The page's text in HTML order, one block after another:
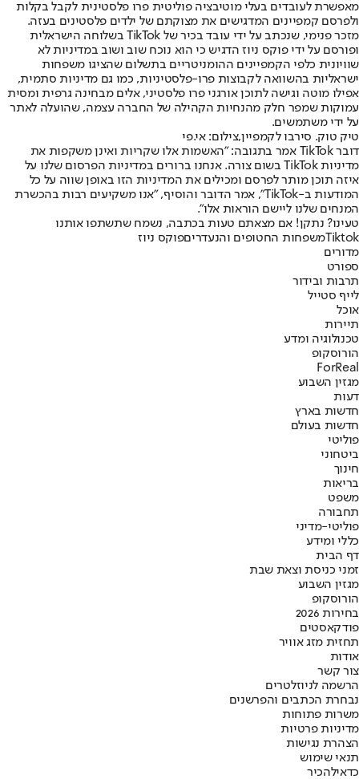
מאפשרת לעובדים בעלי מוטיבציה פוליטית פרו פלסטינית לקבל בקלות
ולפרסם קמפיינים המדגישים את מצוקתם של ילדים פלסטינים בעזה.
מזכר פנימי, שנכתב על ידי עובד בכיר של ‏TikTok בשלוחה הישראלית
ופורסם על ידי פוקס ניוז הדגיש כי הוא נוכח שוב ושוב במדיניות לא
שוויונית כלפי הקמפיינים ההומניטריים בתשלום שהציגו משפחות
ישראליות בהשוואה לקבוצות פרו-פלסטיניות, כמו גם מדיניות סתמית,
אפילו מוטה וגישה לתוכן אורגני פרו פלסטיני, אלים מבחינה גרפית ומסית
עמוקות שמפר חלק מהנחיות הקהילה של החברה עצמה, שהועלה לאתר
על ידי משתמשים.
טיק טוק. סירבו לקמפיין,צילום: אי.פי
דובר TikTok אמר בתגובה: "האשמות אלו שקריות ואינן משקפות את
מדיניות TikTok בשום צורה. אנחנו ברורים במדיניות הפרסום שלנו על
איזה תוכן מותר לפרסם ומכילים את המדיניות הזו באופן שווה על כל
המודעות ב-TikTok",‏ אמר הדובר והוסיף, "אנו משקיעים רבות בהכשרת
המנחים שלנו ליישם הוראות אלו".
טעינו? נתקן! אם מצאתם טעות בכתבה, נשמח שתשתפו אותנו
Tiktokמשפחות החטופים והנעדריםפוקס ניוז
מדורים
ספורט
תרבות ובידור
לייף סטייל
אוכל
תיירות
טכנולוגיה ומדע
הורוסקופ
ForReal
מגזין השבוע
דעות
חדשות בארץ
חדשות בעולם
פוליטי
ביטחוני
חינוך
בריאות
משפט
תחבורה
פוליטי-מדיני
כללי ומידע
דף הבית
זמני כניסת וצאת שבת
מגזין השבוע
הורוסקופ
בחירות 2026
פודקאסטים
תחזית מזג אוויר
אודות
צור קשר
הרשמה לניוזלטרים
נבחרת הכתבים והפרשנים
משרות פתוחות
מדיניות פרטיות
הצהרת נגישות
תנאי שימוש
כדאילהכיר